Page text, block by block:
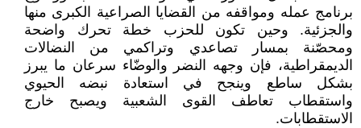
برنامج عمله ومواقفه من القضايا الصراعية الكبرى منها
والجزئية. وحين تكون للحزب خطة تحرك واضحة
ومحصّنة بمسار تصاعدي وتراكمي من النضالات
الديمقراطية، فإن وجهه النضر والوضّاء سرعان ما يبرز
بشكل ساطع وينجح في استعادة نبضه الحيوي
واستقطاب تعاطف القوى الشعبية ويصبح خارج
الاستقطابات.